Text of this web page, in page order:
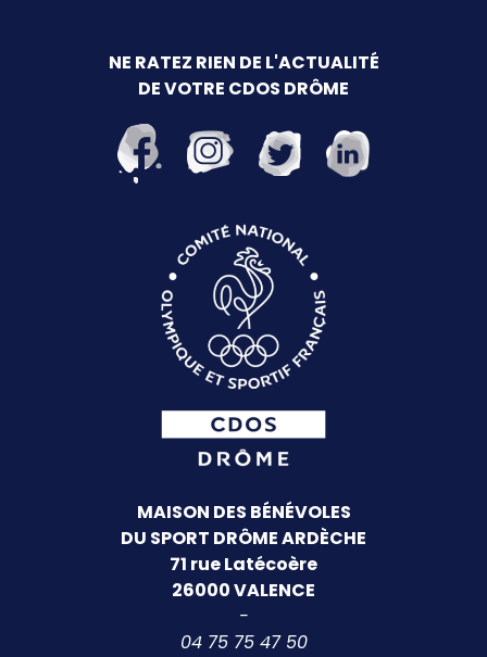
NE RATEZ RIEN DE L'ACTUALITÉ
DE VOTRE CDOS DRÔME
MAISON DES BÉNÉVOLES
DU SPORT DRÔME ARDÈCHE
71 rue Latécoère
26000 VALENCE
-
04 75 75 47 50